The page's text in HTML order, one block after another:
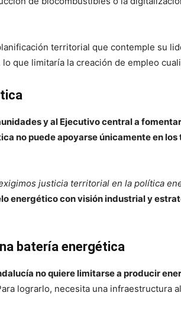
territorial que contemple su
lo que limitaría la creación de empleo
y al Ejecutivo central a
no puede apoyarse únicamente en
justicia territorial en la política
energético con visión industrial y
batería energética
no quiere limitarse a producir
lograrlo, necesita una infraestructura